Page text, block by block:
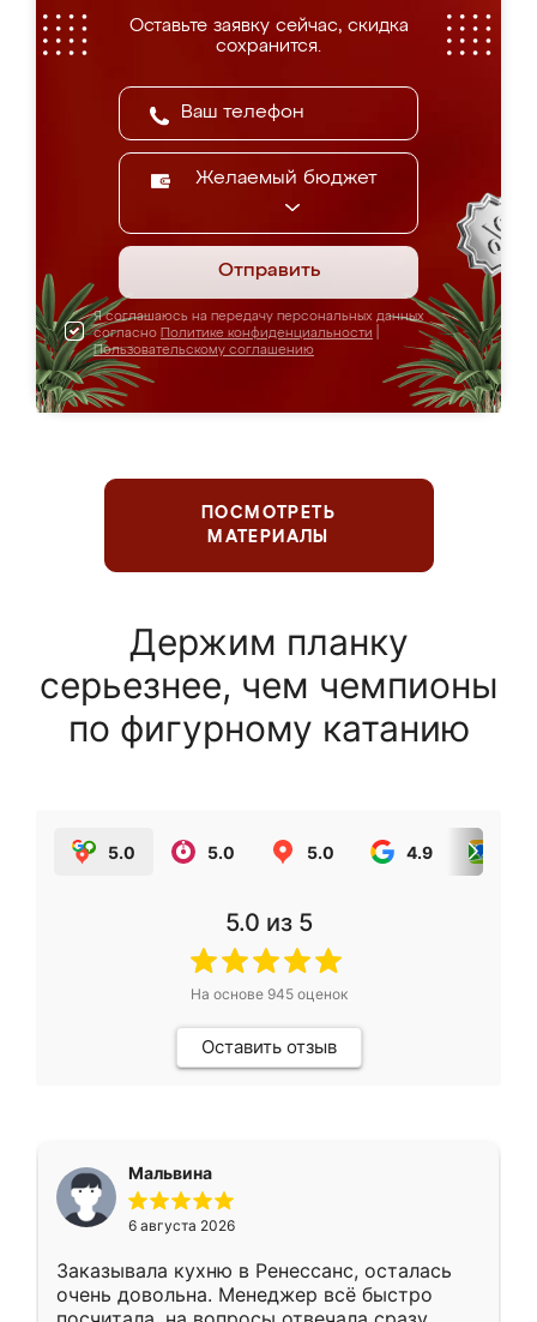
Оставьте заявку сейчас, скидка
сохранится.
Желаемый бюджет
Отправить
Я соглашаюсь на передачу персональных данных
согласно Политике конфиденциальности
Пользовательскому соглашению
ПОСМОТРЕТЬ
МАТЕРИАЛЫ
Держим планку
серьезнее, чем чемпионы
по фигурному катанию
5.0 5.0 5.0 4.9
5.0 из 5
На основе 945оценок
Оставить отзыв
Мальвина
6 августа 2026
Заказывала кухню в Ренессанс, осталась
очень довольна. Менеджер всё быстро